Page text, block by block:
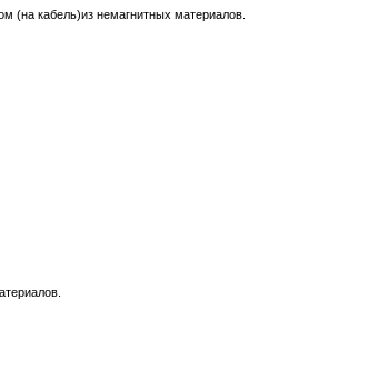
(на кабель)из немагнитных материалов.